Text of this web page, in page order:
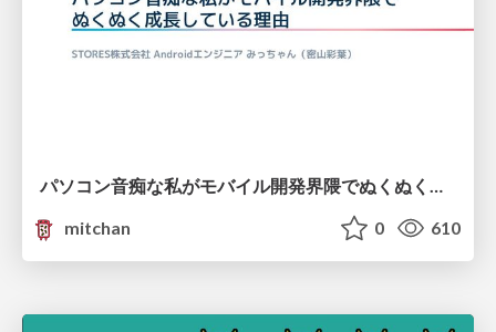
mitchan
0 610